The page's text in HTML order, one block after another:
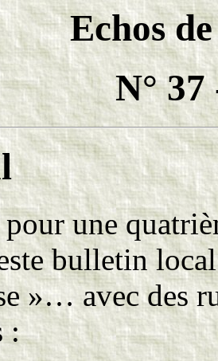
Echos
N°
une
bulletin
»… avec des
: